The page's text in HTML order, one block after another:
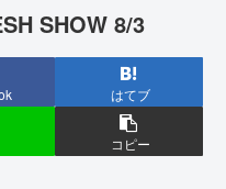
SHOW 8/3
はてブ
コピー